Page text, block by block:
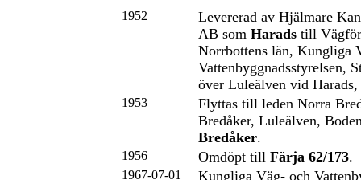
1952
Levererad av Hjälmare
AB som Harads till
Norrbottens län, Kungliga
Vattenbyggnadsstyrelsen,
över Luleälven vid Harads,
1953
Flyttas till leden Norra
Bredåker, Luleälven,
Bredåker.
1956 Omdöpt till Färja 62/173.
1967-07-01
Kungliga Väg- och